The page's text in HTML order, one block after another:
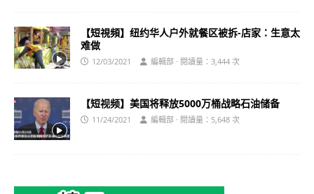
【短視頻】纽约华人户外就餐区被拆-店家：生意太
难做
12/03/2021 編輯部 · 閱讀量：3,444 次
【短视频】美国将释放5000万桶战略石油储备
11/24/2021 編輯部 · 閱讀量：5,648 次